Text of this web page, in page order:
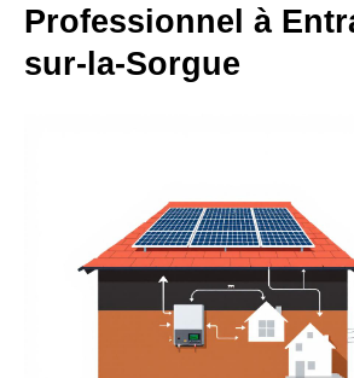
Professionnel à
sur-la-Sorgue